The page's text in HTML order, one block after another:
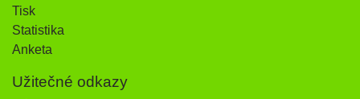
Tisk
Statistika
Anketa
Užitečné odkazy